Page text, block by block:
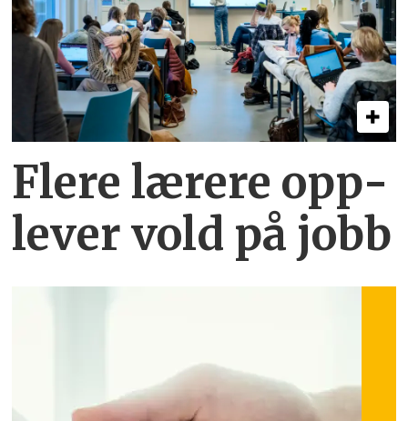
Flere lærere opp­
lever vold på jobb